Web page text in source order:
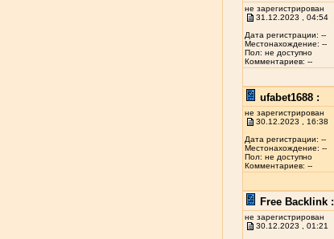
не зарегистрирован
31.12.2023 , 04:54
Дата регистрации: --
Местонахождение: --
Пол: не доступно
Комментариев: --
ufabet1688 :
не зарегистрирован
30.12.2023 , 16:38
Дата регистрации: --
Местонахождение: --
Пол: не доступно
Комментариев: --
Free Backlink :
не зарегистрирован
30.12.2023 , 01:21